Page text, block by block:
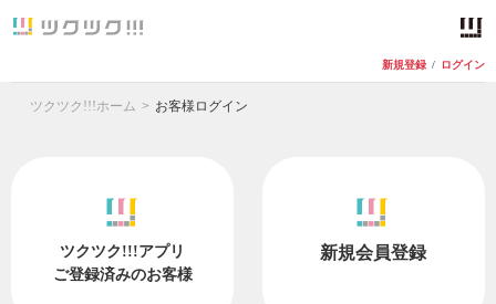
新規登録 / ログイン
ツクツク!!!ホーム お客様ログイン
ツクツク!!!アプリ
ご登録済みのお客様
新規会員登録